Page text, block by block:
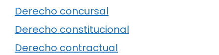
Derecho concursal
Derecho constitucional
Derecho contractual